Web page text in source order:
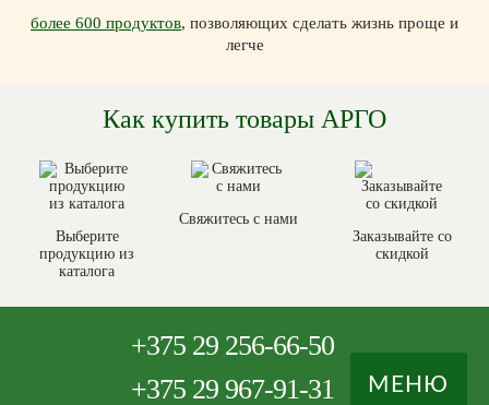
МЕНЮ
более 600 продуктов, позволяющих сделать жизнь проще и
легче
Как купить товары АРГО
Выберите
продукцию из
каталога
Свяжитесь с нами
Заказывайте со
скидкой
+375 29 256-66-50
+375 29 967-91-31